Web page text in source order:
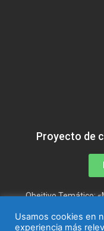
Proyecto de
Obejtivo Temático:
Usamos cookies en
experiencia más